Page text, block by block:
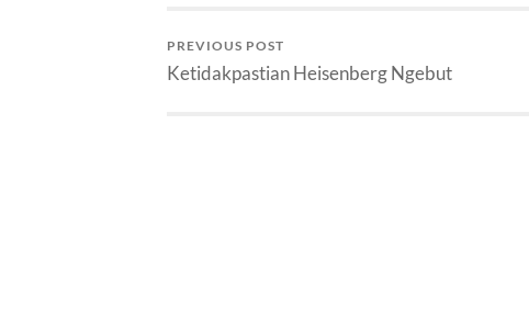
PREVIOUS POST
Ketidakpastian Heisenberg Ngebut